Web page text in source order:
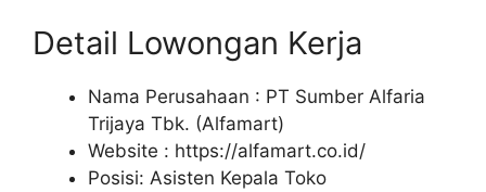
Detail Lowongan Kerja
Nama Perusahaan : PT Sumber Alfaria
Trijaya Tbk. (Alfamart)
Website : https://alfamart.co.id/
Posisi: Asisten Kepala Toko